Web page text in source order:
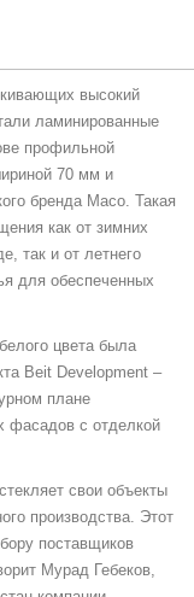
высокий
ламинированные
профильной
70 мм и
бренда Maco. Такая
как от зимних
так и от летнего
для обеспеченных
цвета была
Beit Development –
плане
фасадов с отделкой
свои объекты
производства. Этот
поставщиков
Мурад Гебеков,